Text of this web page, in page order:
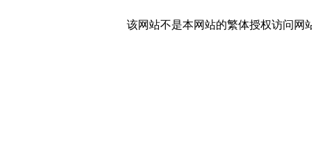
该网站不是本网站的繁体授权访问网